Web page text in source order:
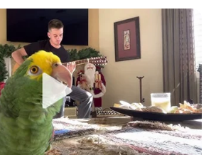
Anastasya Khosasih
KOMENTAR